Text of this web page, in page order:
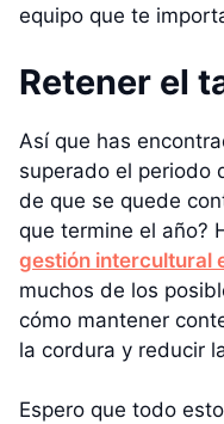
equipo que te
Retener el
Así que has
superado el periodo
de que se quede
que termine el año?
gestión intercultural
muchos de los
cómo mantener
la cordura y reducir
Espero que todo